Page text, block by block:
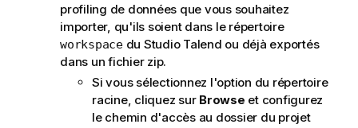
profiling de données que vous souhaitez
importer, qu'ils soient dans le répertoire
workspacedu Studio Talend ou déjà exportés
dans un fichier zip.
Si vous sélectionnez l'option du répertoire
racine, cliquez sur Browse et configurez
le chemin d'accès au dossier du projet